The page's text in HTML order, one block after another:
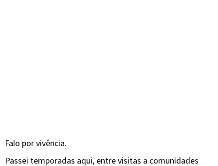
Falo por vivência.
Passei temporadas aqui, entre visitas a comunidades